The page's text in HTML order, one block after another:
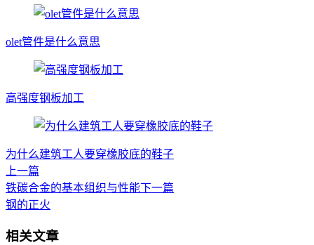
olet管件是什么意思
高强度钢板加工
为什么建筑工人要穿橡胶底的鞋子
上一篇
铁碳合金的基本组织与性能下一篇
钢的正火
相关文章